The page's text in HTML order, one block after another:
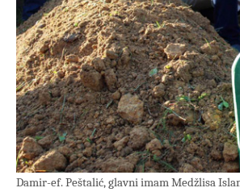
Damir-ef. Peštalić, glavni imam Medžlisa